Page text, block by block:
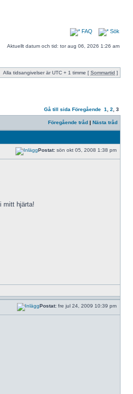
FAQ Sök
Aktuellt datum och tid: tor aug 06, 2026 1:26 am
Alla tidsangivelser är UTC + 1 timme [ Sommartid ]
Gå till sida Föregående 1 2 3
Föregående tråd | Nästa tråd
Postat: sön okt 05, 2008 1:38 pm
mitt hjärta!
Postat: fre jul 24, 2009 10:39 pm